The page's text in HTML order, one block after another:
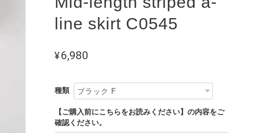
line skirt C0545
¥6,980
種類
【ご購入前にこちらをお読みください】の内容をご
確認ください。